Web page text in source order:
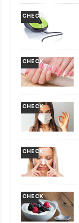
CHECK
CHECK
CHECK
CHECK
CHECK